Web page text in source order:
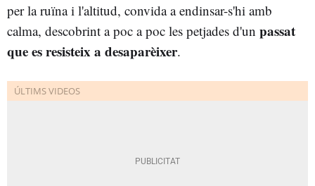
per la ruïna i l'altitud, convida a endinsar-s'hi amb
calma, descobrint a poc a poc les petjades d'un passat
que es resisteix a desaparèixer.